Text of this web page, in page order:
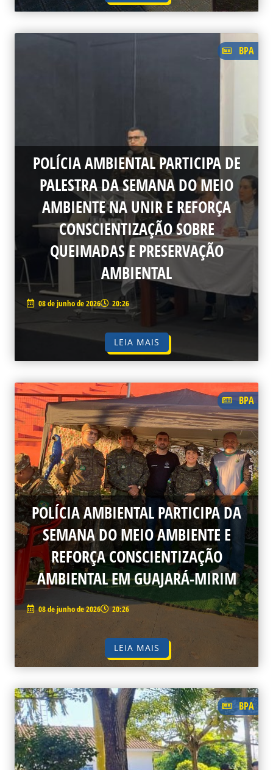
BPA
POLÍCIA AMBIENTAL PARTICIPA DE
PALESTRA DA SEMANA DO MEIO
AMBIENTE NA UNIR E REFORÇA
CONSCIENTIZAÇÃO SOBRE
QUEIMADAS E PRESERVAÇÃO
AMBIENTAL
08 de junho de 2026 20:26
LEIA MAIS
BPA
POLÍCIA AMBIENTAL PARTICIPA DA
SEMANA DO MEIO AMBIENTE E
REFORÇA CONSCIENTIZAÇÃO
AMBIENTAL EM GUAJARÁ-MIRIM
08 de junho de 2026 20:26
LEIA MAIS
BPA